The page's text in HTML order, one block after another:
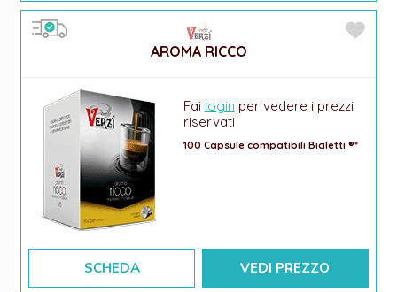
AROMA RICCO
Fai login per vedere i prezzi
riservati
100 Capsule compatibili Bialetti ®*
SCHEDA VEDI PREZZO